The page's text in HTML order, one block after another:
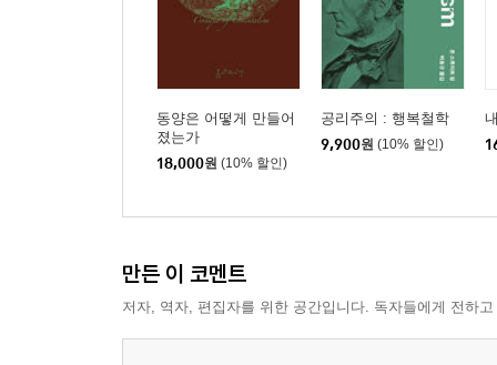
동양은 어떻게 만들어
졌는가
18,000원 (10% 할인)
공리주의 : 행복철학
9,900원 (10% 할인)
만든 이 코멘트
저자, 역자, 편집자를 위한 공간입니다. 독자들에게 전하